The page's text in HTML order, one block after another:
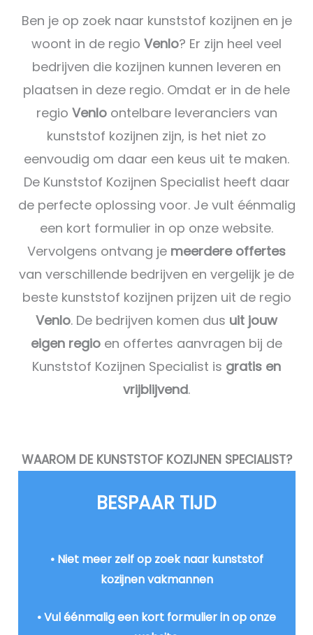
Ben je op zoek naar kunststof kozijnen en je
woont in de regio Venlo? Er zijn heel veel
bedrijven die kozijnen kunnen leveren en
plaatsen in deze regio. Omdat er in de hele
regio Venloontelbare leveranciers van
kunststof kozijnen zijn, is het niet zo
eenvoudig om daar een keus uit te maken.
De Kunststof Kozijnen Specialist heeft daar
de perfecte oplossing voor. Je vult éénmalig
een kort formulier in op onze website.
Vervolgens ontvang je meerdere offertes
van verschillende bedrijven en vergelijk je de
beste kunststof kozijnen prijzen uit de regio
Venlo. De bedrijven komen dus uit jouw
eigen regio en offertes aanvragen bij de
Kunststof Kozijnen Specialist is gratis en
vrijblijvend.
WAAROM DE KUNSTSTOF KOZIJNEN SPECIALIST?
BESPAAR TIJD​
• Niet meer zelf op zoek naar kunststof
kozijnen vakmannen
• Vul éénmalig een kort formulier in op onze